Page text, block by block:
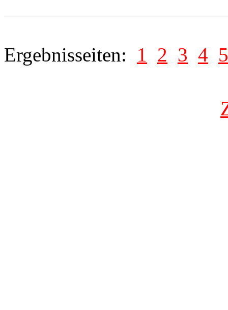
Ergebnisseiten: 1 2 3 4 5